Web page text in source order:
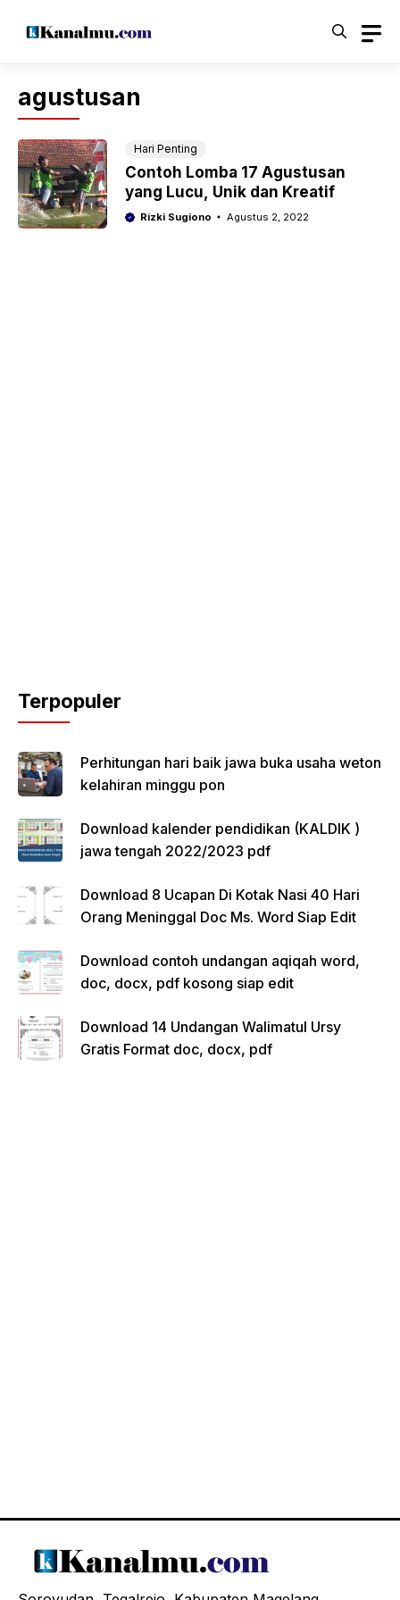
agustusan
Hari Penting
Contoh Lomba 17 Agustusan
yang Lucu, Unik dan Kreatif
Rizki Sugiono Agustus 2, 2022
Terpopuler
Perhitungan hari baik jawa buka usaha weton
kelahiran minggu pon
Download kalender pendidikan (KALDIK )
jawa tengah 2022/2023 pdf
Download 8 Ucapan Di Kotak Nasi 40 Hari
Orang Meninggal Doc Ms. Word Siap Edit
Download contoh undangan aqiqah word,
doc, docx, pdf kosong siap edit
Download 14 Undangan Walimatul Ursy
Gratis Format doc, docx, pdf